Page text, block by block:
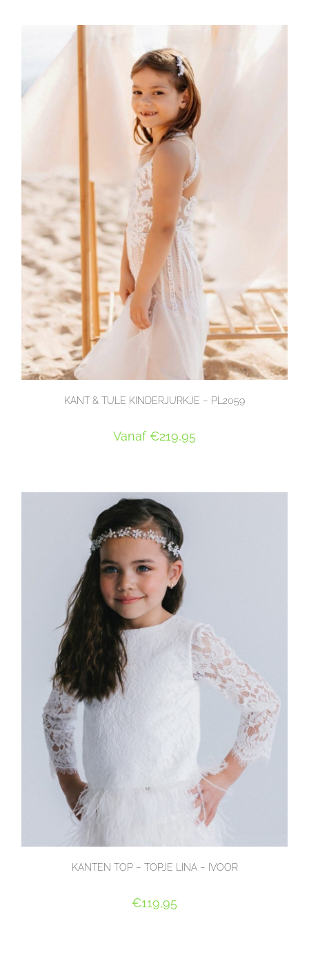
KANT & TULE KINDERJURKJE – PL2059
Vanaf€219,95
KANTEN TOP – TOPJE LINA – IVOOR
€119,95